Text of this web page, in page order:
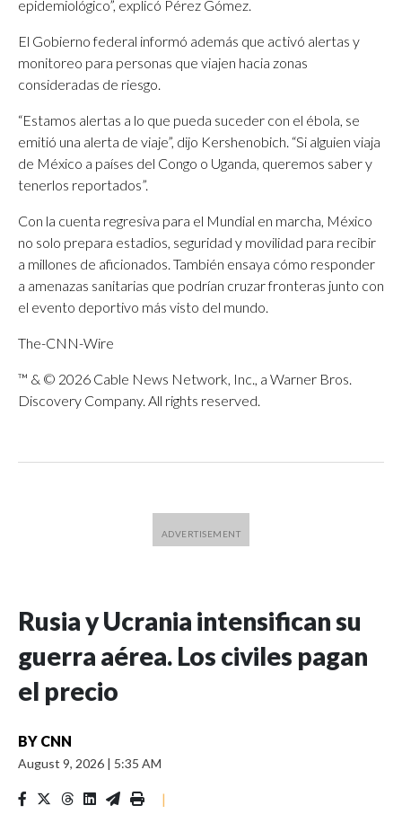
epidemiológico”, explicó Pérez Gómez.
El Gobierno federal informó además que activó alertas y
monitoreo para personas que viajen hacia zonas
consideradas de riesgo.
“Estamos alertas a lo que pueda suceder con el ébola, se
emitió una alerta de viaje”, dijo Kershenobich. “Si alguien viaja
de México a países del Congo o Uganda, queremos saber y
tenerlos reportados”.
Con la cuenta regresiva para el Mundial en marcha, México
no solo prepara estadios, seguridad y movilidad para recibir
a millones de aficionados. También ensaya cómo responder
a amenazas sanitarias que podrían cruzar fronteras junto con
el evento deportivo más visto del mundo.
The-CNN-Wire
™ & © 2026 Cable News Network, Inc., a Warner Bros.
Discovery Company. All rights reserved.
Rusia y Ucrania intensifican su
guerra aérea. Los civiles pagan
el precio
BY CNN
August 9, 2026 | 5:35 AM
|